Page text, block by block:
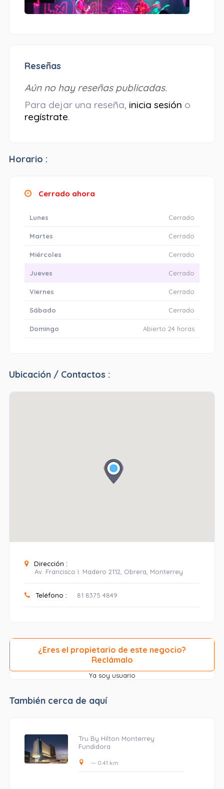
Reseñas
Aún no hay reseñas publicadas.
Para dejar una reseña, inicia sesión o
regístrate.
Horario :
Cerrado ahora
Lunes Cerrado
Martes Cerrado
Miércoles Cerrado
Jueves Cerrado
Viernes Cerrado
Sábado Cerrado
Domingo Abierto 24 horas
Ubicación / Contactos :
Dirección :
Av. Francisco I. Madero 2112, Obrera, Monterrey
Teléfono : 81 8375 4849
¿Eres el propietario de este negocio?
Reclámalo
Ya soy usuario
También cerca de aquí
Tru By Hilton Monterrey
Fundidora
— 0.41 km